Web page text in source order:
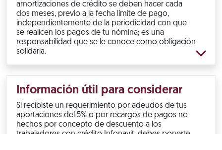
amortizaciones de crédito se deben hacer cada
dos meses, previo a la fecha límite de pago,
independientemente de la periodicidad con que
se realicen los pagos de tu nómina; es una
responsabilidad que se le conoce como obligación
solidaria.
Información útil para considerar
Si recibiste un requerimiento por adeudos de tus
aportaciones del 5% o por recargos de pagos no
hechos por concepto de descuento a los
trabajadores con crédito Infonavit, debes ponerte